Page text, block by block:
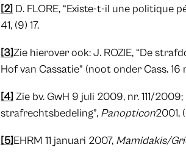
[2] D. FLORE, “Existe-t-il une politique
41, (9) 17.
[3]Zie hierover ook: J. ROZIE, “De
Hof van Cassatie” (noot onder Cass. 16
[4] Zie bv. GwH 9 juli 2009, nr. 111/
strafrechtsbedeling”, Panopticon2001,
[5]EHRM 11 januari 2007, Mamidakis/